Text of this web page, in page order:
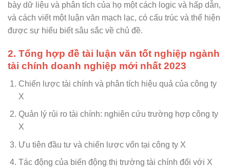
bày dữ liệu và phân tích của họ một cách logic và hấp dẫn,
và cách viết một luận văn mạch lạc, có cấu trúc và thể hiện
được sự hiểu biết sâu sắc về chủ đề.
2. Tổng hợp đề tài luận văn tốt nghiệp ngành
tài chính doanh nghiệp mới nhất 2023
Chiến lược tài chính và phân tích hiệu quả của công ty
X
Quản lý rủi ro tài chính: nghiên cứu trường hợp công ty
X
Ưu tiên đầu tư và chiến lược vốn tại công ty X
Tác động của biến động thị trường tài chính đối với X